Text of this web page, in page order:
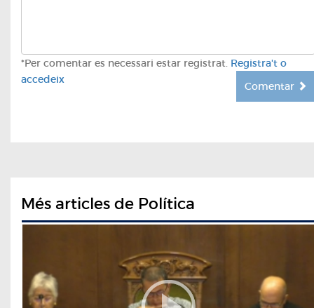
*Per comentar es necessari estar registrat. Registra't o
accedeix
Comentar
Més articles de Política